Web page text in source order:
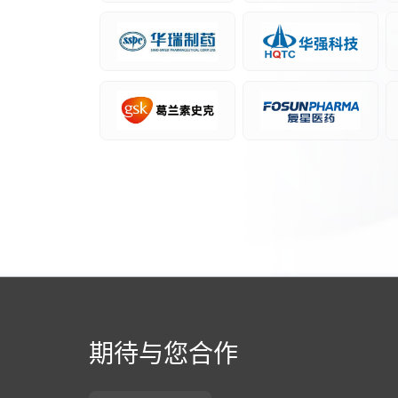
期待与您合作